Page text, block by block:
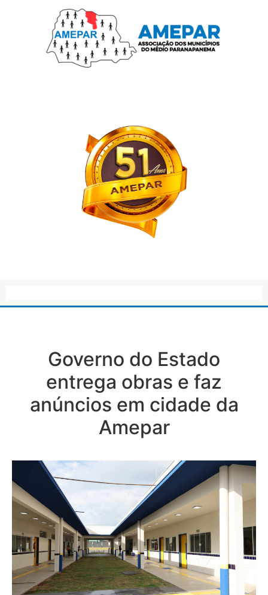
Governo do Estado
entrega obras e faz
anúncios em cidade da
Amepar